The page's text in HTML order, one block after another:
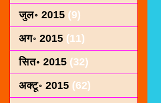
जुल॰ 2015 (9)
अग॰ 2015 (11)
सित॰ 2015 (32)
अक्टू॰ 2015 (62)